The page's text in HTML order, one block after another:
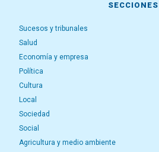
SECCIONES
Sucesos y tribunales
Salud
Economía y empresa
Política
Cultura
Local
Sociedad
Social
Agricultura y medio ambiente